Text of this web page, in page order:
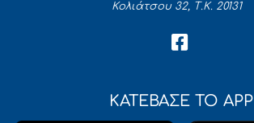
Κολιάτσου 32, Τ.Κ. 20131
ΚΑΤΕΒΑΣΕ ΤΟ APP